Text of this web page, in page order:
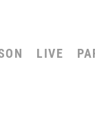
LIVE